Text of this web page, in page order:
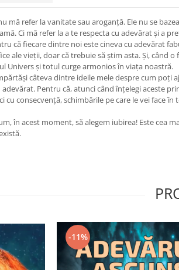
mă refer la vanitate sau aroganţă. Ele nu se
Ci mă refer la a te respecta cu adevărat şi a
că fiecare dintre noi este cineva cu adevărat
ale vieţii, doar că trebuie să ştim asta. Şi, când o
Univers şi totul curge armonios în viaţa noastră.
câteva dintre ideile mele despre cum poţi
Pentru că, atunci când înţelegi aceste
cu consecvenţă, schimbările pe care le vei face în
în acest moment, să alegem iubirea! Este cea
-11%